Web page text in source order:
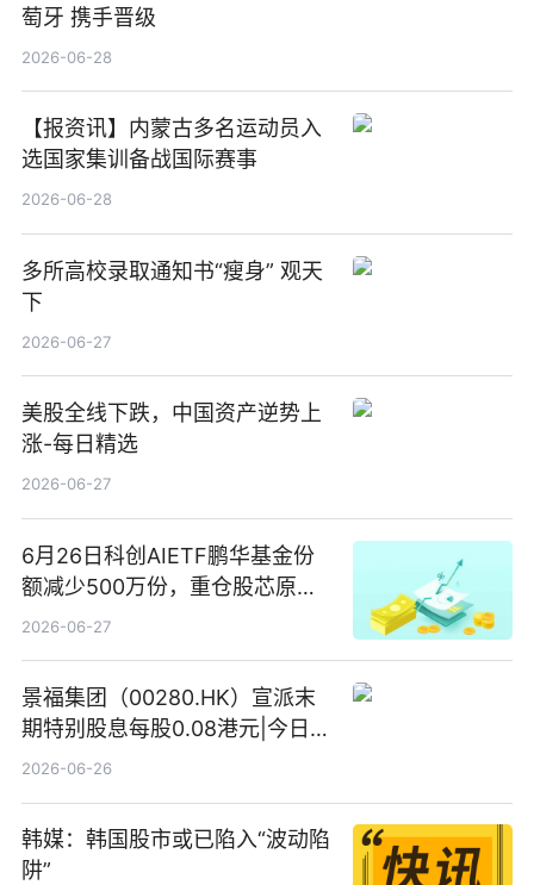
萄牙 携手晋级
2026-06-28
【报资讯】内蒙古多名运动员入
选国家集训备战国际赛事
2026-06-28
多所高校录取通知书“瘦身” 观天
下
2026-06-27
美股全线下跌，中国资产逆势上
涨-每日精选
2026-06-27
6月26日科创AIETF鹏华基金份
额减少500万份，重仓股芯原股
份、寒武纪、澜起科技 观速讯
2026-06-27
景福集团（00280.HK）宣派末
期特别股息每股0.08港元|今日快
看
2026-06-26
韩媒：韩国股市或已陷入“波动陷
阱”